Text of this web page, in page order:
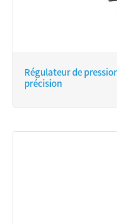
Régulateur de
précision